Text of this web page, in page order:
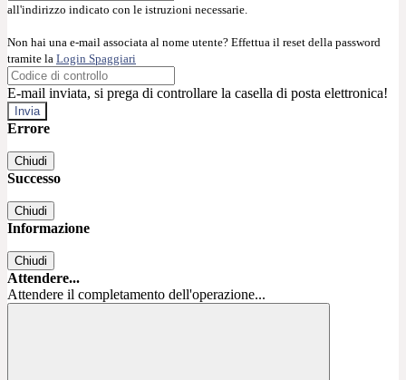
all'indirizzo indicato con le istruzioni necessarie.
Non hai una e-mail associata al nome utente? Effettua il reset della password
tramite la Login Spaggiari
E-mail inviata, si prega di controllare la casella di posta elettronica!
Errore
Chiudi
Successo
Chiudi
Informazione
Chiudi
Attendere...
Attendere il completamento dell'operazione...